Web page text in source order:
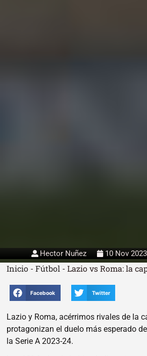
Hector Nuñez 10 Nov 2023
Inicio - Fútbol - Lazio vs Roma: la
Facebook Twitter
Lazio y Roma, acérrimos rivales de la
protagonizan el duelo más esperado
la Serie A 2023-24.